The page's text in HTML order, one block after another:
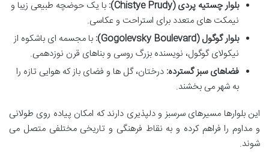
بلوار چستیه پردی (Chistye Prudy):
با یک حوضچه طبیعی زیبا و
نیمکت های متعدد برای استراحت و عکاسی.
بلوار گوگول (Gogolevsky Boulevard):
با مجسمه ای باشکوه از
نیکولای گوگول، نویسنده بزرگ روسی و بناهای قرن نوزدهمی.
فضاهای سبز گسترده: درختان، گل ها و فضای باز که هوایی تازه را
به شهر می بخشند.
این بلوارها مسیرهای سرسبز و دلپذیری دارند که امکان پیاده روی طولانی
و مداوم را فراهم کرده و به نقاط فرهنگی و تاریخی مختلفی متصل می
شوند.